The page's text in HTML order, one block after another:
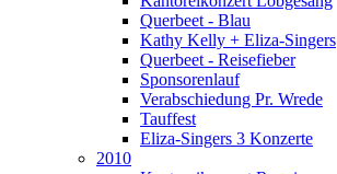
Querbeet - Blau
Kathy Kelly + Eliza-Singers
Querbeet - Reisefieber
Sponsorenlauf
Verabschiedung Pr. Wrede
Tauffest
Eliza-Singers 3 Konzerte
2010